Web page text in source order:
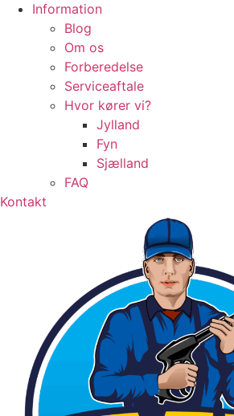
Information
Blog
Om os
Forberedelse
Serviceaftale
Hvor kører vi?
Jylland
Fyn
Sjælland
FAQ
Kontakt